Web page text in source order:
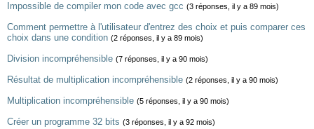
Impossible de compiler mon code avec gcc (3 réponses, il y a 89 mois)
Comment permettre à l'utilisateur d'entrez des choix et puis comparer ces
choix dans une condition (2 réponses, il y a 89 mois)
Division incompréhensible (7 réponses, il y a 90 mois)
Résultat de multiplication incompréhensible (2 réponses, il y a 90 mois)
Multiplication incompréhensible (5 réponses, il y a 90 mois)
Créer un programme 32 bits (3 réponses, il y a 92 mois)